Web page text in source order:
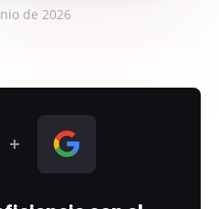
de 2026